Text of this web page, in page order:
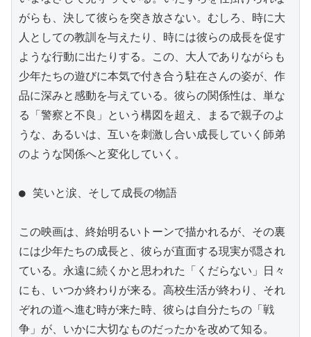
がらも、決して彼らを突き放さない。むしろ、時に大
人としての教訓を与えたり、時には彼らの成長を促す
ような行動に出たりする。この、大人でありながらも
少年たちの遊びに本気で付き合う駐在さんの姿が、作
品に深みと感動を与えている。彼らの関係性は、単な
る「警察と不良」という構図を超え、まるで親子のよ
うな、あるいは、互いを刺激し合い成長していく師弟
のような関係へと変化していく。
● 笑いと涙、そして成長の物語
この映画は、終始明るいトーンで描かれるが、その裏
には少年たちの成長と、彼らが直面する現実が隠され
ている。永遠に続くかと思われた「くだらない」日々
にも、いつか終わりが来る。高校生活が終わり、それ
ぞれの道へ進む時が来た時、彼らは自分たちの「戦
争」が、いかに大切なものだったかを改めて知る。